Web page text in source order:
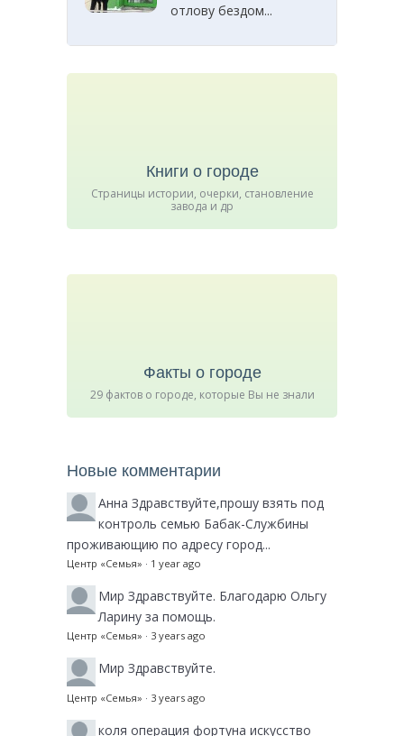
отлову бездом...
Книги о городе
Страницы истории, очерки, становление
завода и др
Факты о городе
29 фактов о городе, которые Вы не знали
Новые комментарии
Анна Здравствуйте,прошу взять под
контроль семью Бабак-Службины
проживающию по адресу город...
Центр «Семья» · 1 year ago
Мир Здравствуйте. Благодарю Ольгу
Ларину за помощь.
Центр «Семья» · 3 years ago
Мир Здравствуйте.
Центр «Семья» · 3 years ago
коля операция фортуна искусство